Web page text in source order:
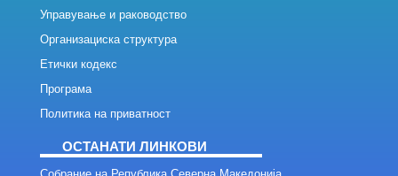
Управување и раководство
Организациска структура
Етички кодекс
Програма
Политика на приватност
ОСТАНАТИ ЛИНКОВИ